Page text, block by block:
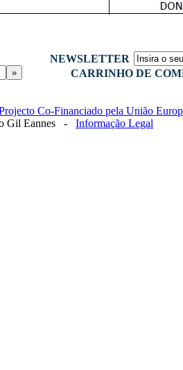
NEWSLETTER
CARRINHO DE
Gil Eannes - Informação Legal